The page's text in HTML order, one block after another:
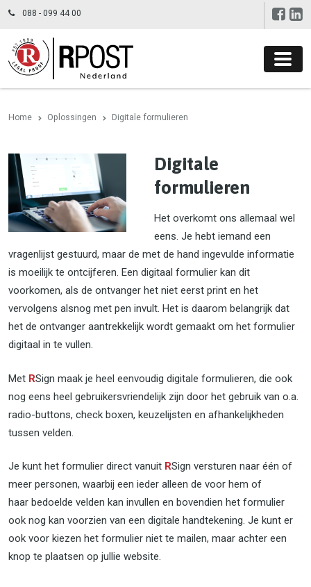
088 - 099 44 00
Home Oplossingen Digitale formulieren
Digitale
formulieren
Het overkomt ons allemaal wel
eens. Je hebt iemand een
vragenlijst gestuurd, maar de met de hand ingevulde informatie
is moeilijk te ontcijferen. Een digitaal formulier kan dit
voorkomen, als de ontvanger het niet eerst print en het
vervolgens alsnog met pen invult. Het is daarom belangrijk dat
het de ontvanger aantrekkelijk wordt gemaakt om het formulier
digitaal in te vullen.
Met RSign maak je heel eenvoudig digitale formulieren, die ook
nog eens heel gebruikersvriendelijk zijn door het gebruik van o.a.
radio-buttons, check boxen, keuzelijsten en afhankelijkheden
tussen velden.
Je kunt het formulier direct vanuit RSign versturen naar één of
meer personen, waarbij een ieder alleen de voor hem of
haar bedoelde velden kan invullen en bovendien het formulier
ook nog kan voorzien van een digitale handtekening. Je kunt er
ook voor kiezen het formulier niet te mailen, maar achter een
knop te plaatsen op jullie website.